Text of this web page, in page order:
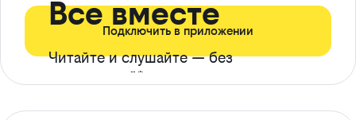
Все вместе
Читайте и слушайте — без
ограничений*
Подключить в приложении